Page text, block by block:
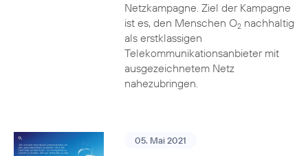
Netzkampagne. Ziel der Kampagne
ist es, den Menschen O2nachhaltig
als erstklassigen
Telekommunikationsanbieter mit
ausgezeichnetem Netz
nahezubringen.
05. Mai 2021